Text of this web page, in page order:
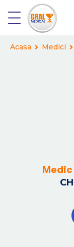
Acasa Medici